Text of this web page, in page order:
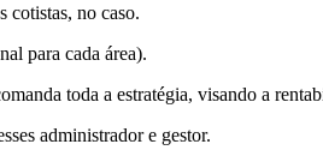
cotistas, no caso.
para cada área).
toda a estratégia, visando a
administrador e gestor.